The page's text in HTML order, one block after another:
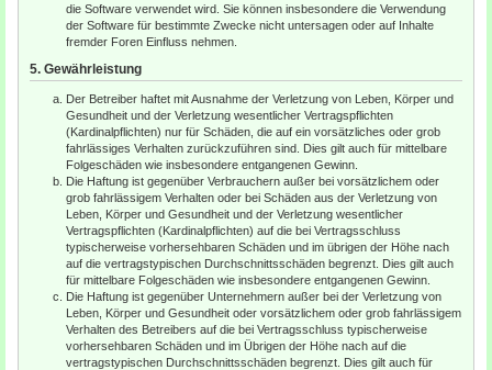
die Software verwendet wird. Sie können insbesondere die Verwendung
der Software für bestimmte Zwecke nicht untersagen oder auf Inhalte
fremder Foren Einfluss nehmen.
5. Gewährleistung
Der Betreiber haftet mit Ausnahme der Verletzung von Leben, Körper und
Gesundheit und der Verletzung wesentlicher Vertragspflichten
(Kardinalpflichten) nur für Schäden, die auf ein vorsätzliches oder grob
fahrlässiges Verhalten zurückzuführen sind. Dies gilt auch für mittelbare
Folgeschäden wie insbesondere entgangenen Gewinn.
Die Haftung ist gegenüber Verbrauchern außer bei vorsätzlichem oder
grob fahrlässigem Verhalten oder bei Schäden aus der Verletzung von
Leben, Körper und Gesundheit und der Verletzung wesentlicher
Vertragspflichten (Kardinalpflichten) auf die bei Vertragsschluss
typischerweise vorhersehbaren Schäden und im übrigen der Höhe nach
auf die vertragstypischen Durchschnittsschäden begrenzt. Dies gilt auch
für mittelbare Folgeschäden wie insbesondere entgangenen Gewinn.
Die Haftung ist gegenüber Unternehmern außer bei der Verletzung von
Leben, Körper und Gesundheit oder vorsätzlichem oder grob fahrlässigem
Verhalten des Betreibers auf die bei Vertragsschluss typischerweise
vorhersehbaren Schäden und im Übrigen der Höhe nach auf die
vertragstypischen Durchschnittsschäden begrenzt. Dies gilt auch für